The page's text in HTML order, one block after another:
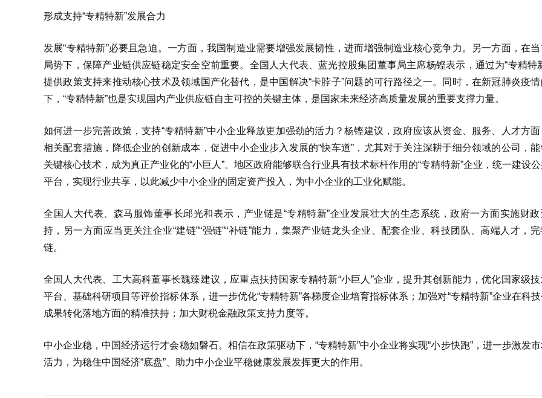
形成支持“专精特新”发展合力
发展“专精特新”必要且急迫。一方面，我国制造业需要增强发展韧性，进而增强制造业核心竞争力。另一方面，在
局势下，保障产业链供应链稳定安全空前重要。全国人大代表、蓝光控股集团董事局主席杨铿表示，通过为“专精特
提供政策支持来推动核心技术及领域国产化替代，是中国解决“卡脖子”问题的可行路径之一。同时，在新冠肺炎疫
下，“专精特新”也是实现国内产业供应链自主可控的关键主体，是国家未来经济高质量发展的重要支撑力量。
如何进一步完善政策，支持“专精特新”中小企业释放更加强劲的活力？杨铿建议，政府应该从资金、服务、人才方
相关配套措施，降低企业的创新成本，促进中小企业步入发展的“快车道”，尤其对于关注深耕于细分领域的公司，
关键核心技术，成为真正产业化的“小巨人”。地区政府能够联合行业具有技术标杆作用的“专精特新”企业，统一建设
平台，实现行业共享，以此减少中小企业的固定资产投入，为中小企业的工业化赋能。
全国人大代表、森马服饰董事长邱光和表示，产业链是“专精特新”企业发展壮大的生态系统，政府一方面实施财
持，另一方面应当更关注企业“建链”“强链”“补链”能力，集聚产业链龙头企业、配套企业、科技团队、高端人才，
链。
全国人大代表、工大高科董事长魏臻建议，应重点扶持国家专精特新“小巨人”企业，提升其创新能力，优化国家级
平台、基础科研项目等评价指标体系，进一步优化“专精特新”各梯度企业培育指标体系；加强对“专精特新”企业在科
成果转化落地方面的精准扶持；加大财税金融政策支持力度等。
中小企业稳，中国经济运行才会稳如磐石。相信在政策驱动下，“专精特新”中小企业将实现“小步快跑”，进一步激发
活力，为稳住中国经济“底盘”、助力中小企业平稳健康发展发挥更大的作用。